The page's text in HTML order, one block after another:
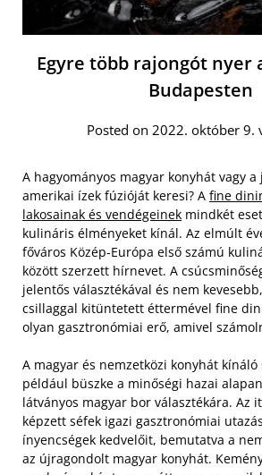
Egyre több rajongót nyer
Budapesten
Posted on 2022. október 9.
A hagyományos magyar konyhát vagy
amerikai ízek fúzióját keresi? A fine
lakosainak és vendégeinek mindkét
kulináris élményeket kínál. Az elmúlt
főváros Közép-Európa első számú
között szerzett hírnevet. A
jelentős választékával és nem
csillaggal kitüntetett éttermével fine
olyan gasztronómiai erő, amivel
A magyar és nemzetközi konyhát
például büszke a minőségi hazai
látványos magyar bor választékára. Az
képzett séfek igazi gasztronómiai
ínyencségek kedvelőit, bemutatva a
az újragondolt magyar konyhát.